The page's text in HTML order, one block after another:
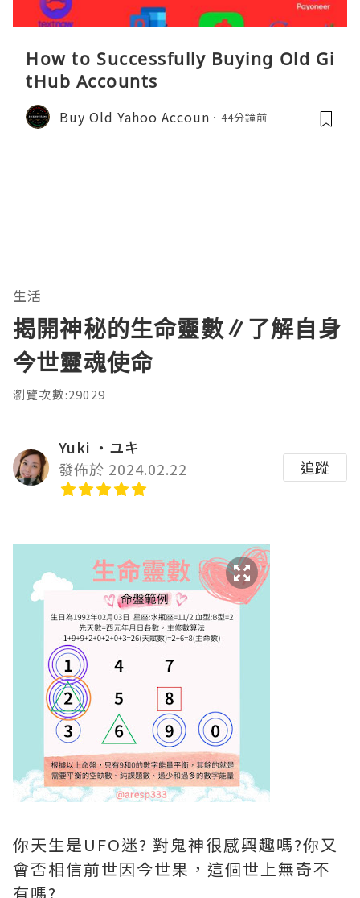
How to Successfully Buying Old Gi
tHub Accounts
Buy Old Yahoo Accoun 44分鐘前
生活
揭開神秘的生命靈數∥了解自身
今世靈魂使命
瀏覽次數:29029
Yuki ‧ユキ
發佈於 2024.02.22
追蹤
你天生是UFO迷? 對鬼神很感興趣嗎?你又
會否相信前世因今世果，這個世上無奇不
有嗎?